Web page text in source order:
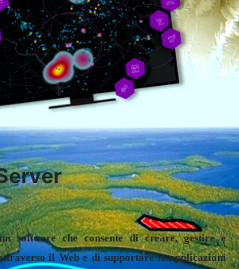
software che consente di creare, gestire e
il Web e di supportare le applicazioni